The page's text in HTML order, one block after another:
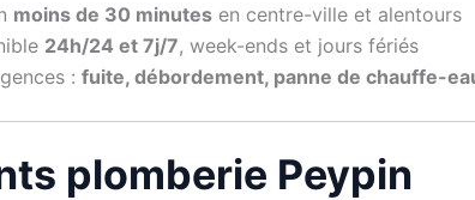
moins de 30 minutes en centre-ville et alentours
24h/24 et 7j/7, week-ends et jours fériés
: fuite, débordement, panne de chauffe-
plomberie Peypin